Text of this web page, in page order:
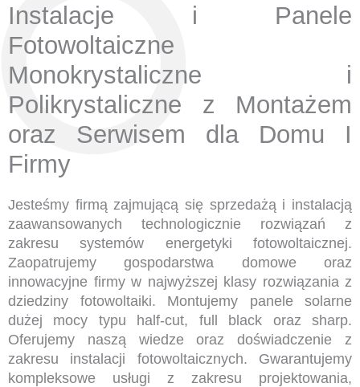
Instalacje i Panele
Fotowoltaiczne
Monokrystaliczne i
Polikrystaliczne z Montażem
oraz Serwisem dla Domu I
Firmy
Jesteśmy firmą zajmującą się sprzedażą i instalacją
zaawansowanych technologicznie rozwiązań z
zakresu systemów energetyki fotowoltaicznej.
Zaopatrujemy gospodarstwa domowe oraz
innowacyjne firmy w najwyższej klasy rozwiązania z
dziedziny fotowoltaiki. Montujemy panele solarne
dużej mocy typu half-cut, full black oraz sharp.
Oferujemy naszą wiedze oraz doświadczenie z
zakresu instalacji fotowoltaicznych. Gwarantujemy
kompleksowe usługi z zakresu projektowania,